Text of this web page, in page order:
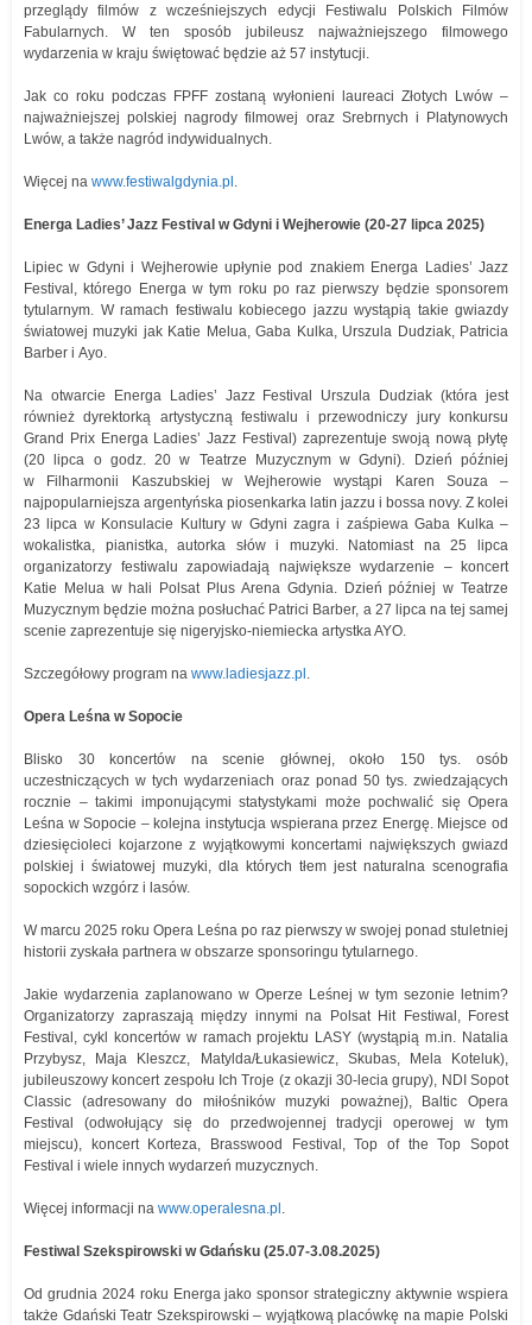
przeglądy filmów z wcześniejszych edycji Festiwalu Polskich Filmów
Fabularnych. W ten sposób jubileusz najważniejszego filmowego
wydarzenia w kraju świętować będzie aż 57 instytucji.
Jak co roku podczas FPFF zostaną wyłonieni laureaci Złotych Lwów –
najważniejszej polskiej nagrody filmowej oraz Srebrnych i Platynowych
Lwów, a także nagród indywidualnych.
Więcej na www.festiwalgdynia.pl
Energa Ladies’ Jazz Festival w Gdyni i Wejherowie (20-27 lipca 2025)
Lipiec w Gdyni i Wejherowie upłynie pod znakiem Energa Ladies’ Jazz
Festival, którego Energa w tym roku po raz pierwszy będzie sponsorem
tytularnym. W ramach festiwalu kobiecego jazzu wystąpią takie gwiazdy
światowej muzyki jak Katie Melua, Gaba Kulka, Urszula Dudziak, Patricia
Barber i Ayo.
Na otwarcie Energa Ladies’ Jazz Festival Urszula Dudziak (która jest
również dyrektorką artystyczną festiwalu i przewodniczy jury konkursu
Grand Prix Energa Ladies’ Jazz Festival) zaprezentuje swoją nową płytę
(20 lipca o godz. 20 w Teatrze Muzycznym w Gdyni). Dzień później
w Filharmonii Kaszubskiej w Wejherowie wystąpi Karen Souza –
najpopularniejsza argentyńska piosenkarka latin jazzu i bossa novy. Z kolei
23 lipca w Konsulacie Kultury w Gdyni zagra i zaśpiewa Gaba Kulka –
wokalistka, pianistka, autorka słów i muzyki. Natomiast na 25 lipca
organizatorzy festiwalu zapowiadają największe wydarzenie – koncert
Katie Melua w hali Polsat Plus Arena Gdynia. Dzień później w Teatrze
Muzycznym będzie można posłuchać Patrici Barber, a 27 lipca na tej samej
scenie zaprezentuje się nigeryjsko-niemiecka artystka AYO.
Szczegółowy program na www.ladiesjazz.pl
Opera Leśna w Sopocie
Blisko 30 koncertów na scenie głównej, około 150 tys. osób
uczestniczących w tych wydarzeniach oraz ponad 50 tys. zwiedzających
rocznie –takimi imponującymi statystykami może pochwalić się Opera
Leśna w Sopocie – kolejna instytucja wspierana przez Energę. Miejsce od
dziesięcioleci kojarzone z wyjątkowymi koncertami największych gwiazd
polskiej i światowej muzyki, dla których tłem jest naturalna scenografia
sopockich wzgórz i lasów.
W marcu 2025 roku Opera Leśna po raz pierwszy w swojej ponad stuletniej
historii zyskała partnera w obszarze sponsoringu tytularnego.
Jakie wydarzenia zaplanowano w Operze Leśnej w tym sezonie letnim?
Organizatorzy zapraszają między innymi na Polsat Hit Festiwal, Forest
Festival, cykl koncertów w ramach projektu LASY (wystąpią m.in. Natalia
Przybysz, Maja Kleszcz, Matylda/Łukasiewicz, Skubas, Mela Koteluk),
jubileuszowy koncert zespołu Ich Troje (z okazji 30-lecia grupy), NDI Sopot
Classic (adresowany do miłośników muzyki poważnej), Baltic Opera
Festival (odwołujący się do przedwojennej tradycji operowej w tym
miejscu), koncert Korteza, Brasswood Festival, Top of the Top Sopot
Festival i wiele innych wydarzeń muzycznych.
Więcej informacji na www.operalesna.pl
Festiwal Szekspirowski w Gdańsku (25.07-3.08.2025)
Od grudnia 2024 roku Energa jako sponsor strategiczny aktywnie wspiera
także Gdański Teatr Szekspirowski – wyjątkową placówkę na mapie Polski